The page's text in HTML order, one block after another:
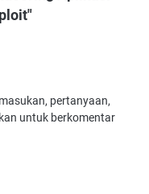
pertanyaan,
untuk berkomentar